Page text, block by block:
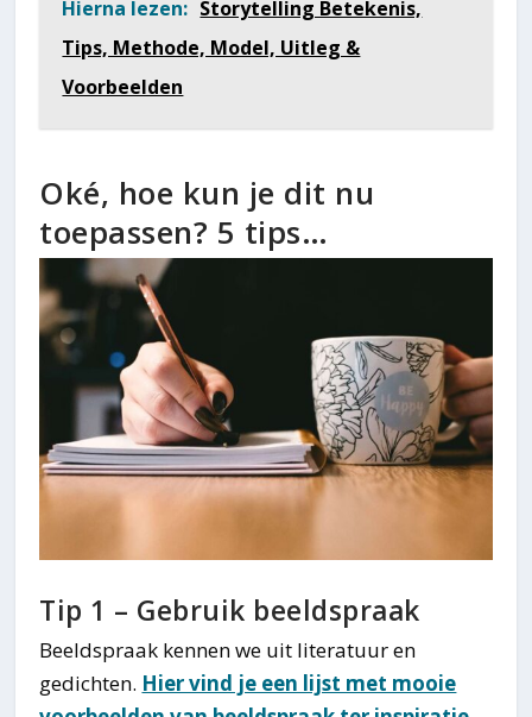
Hierna lezen: Storytelling Betekenis,
Tips, Methode, Model, Uitleg &
Voorbeelden
Oké, hoe kun je dit nu
toepassen? 5 tips…
Tip 1 – Gebruik beeldspraak
Beeldspraak kennen we uit literatuur en
gedichten. Hier vind je een lijst met mooie